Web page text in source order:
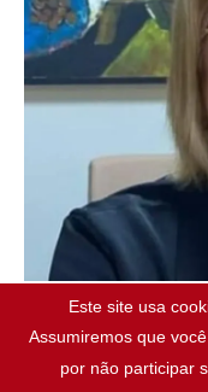
PC DO B
ENFERMEIRA
Este site usa
Assumiremos que
por não participar